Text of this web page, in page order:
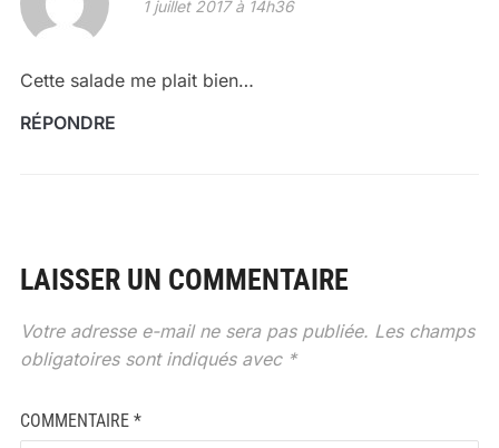
1 juillet 2017 à 14h36
Cette salade me plait bien…
RÉPONDRE
LAISSER UN COMMENTAIRE
Votre adresse e-mail ne sera pas publiée. Les champs
obligatoires sont indiqués avec *
COMMENTAIRE *